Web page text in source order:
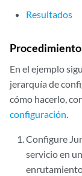
Resultados
Procedimiento
En el ejemplo
jerarquía de
cómo hacerlo,
configuración.
Configure
servicio en